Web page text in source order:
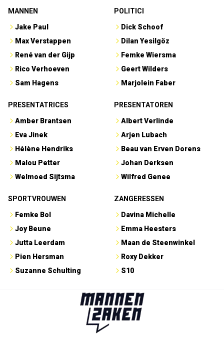
MANNEN
Jake Paul
Max Verstappen
René van der Gijp
Rico Verhoeven
Sam Hagens
POLITICI
Dick Schoof
Dilan Yesilgöz
Femke Wiersma
Geert Wilders
Marjolein Faber
PRESENTATRICES
Amber Brantsen
Eva Jinek
Hélène Hendriks
Malou Petter
Welmoed Sijtsma
PRESENTATOREN
Albert Verlinde
Arjen Lubach
Beau van Erven Dorens
Johan Derksen
Wilfred Genee
SPORTVROUWEN
Femke Bol
Joy Beune
Jutta Leerdam
Pien Hersman
Suzanne Schulting
ZANGERESSEN
Davina Michelle
Emma Heesters
Maan de Steenwinkel
Roxy Dekker
S10